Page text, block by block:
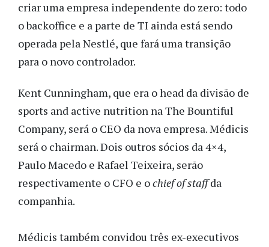
criar uma empresa independente do zero: todo
o backoffice e a parte de TI ainda está sendo
operada pela Nestlé, que fará uma transição
para o novo controlador.
Kent Cunningham, que era o head da divisão de
sports and active nutrition na The Bountiful
Company, será o CEO da nova empresa. Médicis
será o chairman. Dois outros sócios da 4×4,
Paulo Macedo e Rafael Teixeira, serão
respectivamente o CFO e ochief of staffda
companhia.
Médicis também convidou três ex-executivos